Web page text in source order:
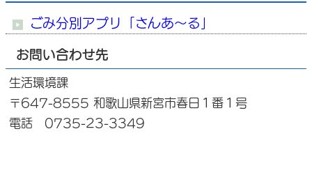
ごみ分別アプリ「さんあ～る」
お問い合わせ先
生活環境課
〒647-8555 和歌山県新宮市春日１番１号
電話 0735-23-3349